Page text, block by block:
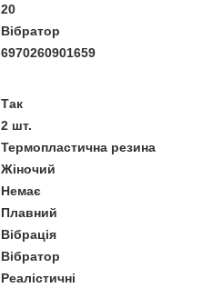
20
Вібратор
6970260901659
Так
2 шт.
Термопластична резина
Жіночий
Немає
Плавний
Вібрація
Вібратор
Реалістичні